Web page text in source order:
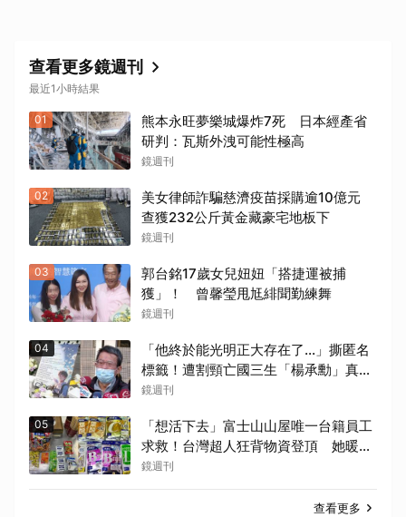
查看更多鏡週刊
最近1小時結果
01
熊本永旺夢樂城爆炸7死 日本經產省
研判：瓦斯外洩可能性極高
鏡週刊
02
美女律師詐騙慈濟疫苗採購逾10億元
查獲232公斤黃金藏豪宅地板下
鏡週刊
03
郭台銘17歲女兒妞妞「搭捷運被捕
獲」！ 曾馨瑩甩尪緋聞勤練舞
鏡週刊
04
「他終於能光明正大存在了...」撕匿名
標籤！遭割頸亡國三生「楊承勳」真名
解禁 乾妹法庭抗辯引眾怒
鏡週刊
05
「想活下去」富士山山屋唯一台籍員工
求救！台灣超人狂背物資登頂 她暖
哭：全世界只有台灣會這樣
鏡週刊
查看更多